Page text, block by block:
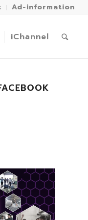
Ad-information
iChannel